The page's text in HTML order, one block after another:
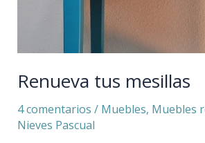
Renueva tus mesillas
4 comentarios / Muebles, Muebles
Nieves Pascual